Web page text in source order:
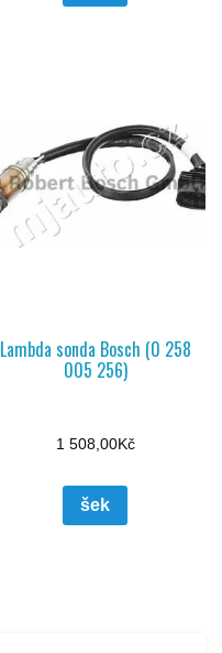
Lambda sonda Bosch (0 258
005 256)
1 508,00Kč
šek